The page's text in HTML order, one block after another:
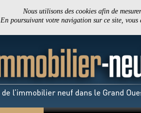
Nous utilisons des cookies afin de
En poursuivant votre navigation sur ce site,